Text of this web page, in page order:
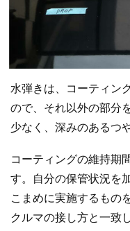
水弾きは、コーティン
ので、それ以外の部分
少なく、深みのあるつ
コーティングの維持期
す。自分の保管状況を
こまめに実施するもの
クルマの接し方と一致